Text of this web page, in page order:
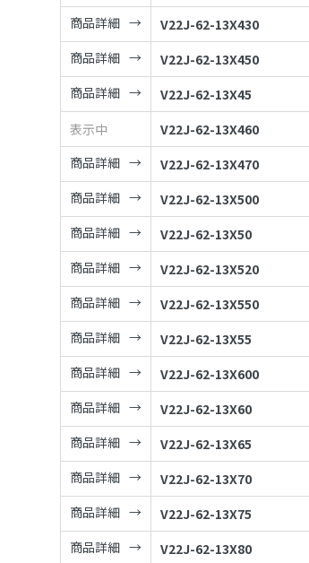
商品詳細
V22J-62-13X430
商品詳細
V22J-62-13X450
商品詳細
V22J-62-13X45
表示中
V22J-62-13X460
商品詳細
V22J-62-13X470
商品詳細
V22J-62-13X500
商品詳細
V22J-62-13X50
商品詳細
V22J-62-13X520
商品詳細
V22J-62-13X550
商品詳細
V22J-62-13X55
商品詳細
V22J-62-13X600
商品詳細
V22J-62-13X60
商品詳細
V22J-62-13X65
商品詳細
V22J-62-13X70
商品詳細
V22J-62-13X75
商品詳細
V22J-62-13X80